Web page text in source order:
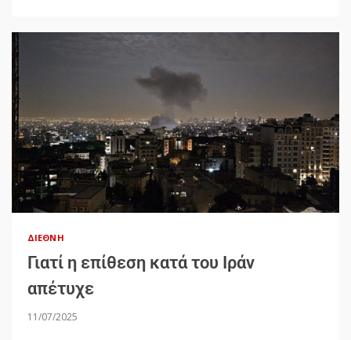
ΔΙΕΘΝΉ
Γιατί η επίθεση κατά του Ιράν
απέτυχε
11/07/2025